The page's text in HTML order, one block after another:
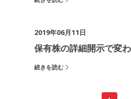
2019年06月11日
保有株の詳細開示で変
続きを読む